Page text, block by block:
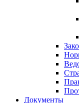
Документы